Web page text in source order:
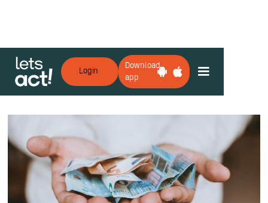
Login
Download
app
Zurück